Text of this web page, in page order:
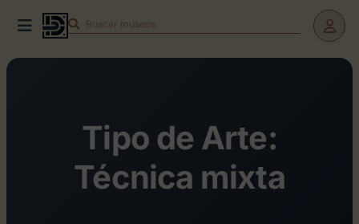
Buscar museos
Tipo de Arte:
Técnica mixta